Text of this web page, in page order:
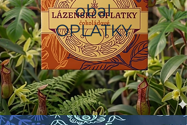
obal
OPLATKY